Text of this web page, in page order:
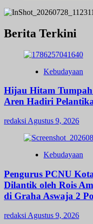
Berita Terkini
Kebudayaan
Hijau Hitam
Aren Hadiri
redaksi Agustus 9, 2026
Kebudayaan
Pengurus PCNU
Dilantik oleh Rois
di Graha Aswaja 2
redaksi Agustus 9, 2026